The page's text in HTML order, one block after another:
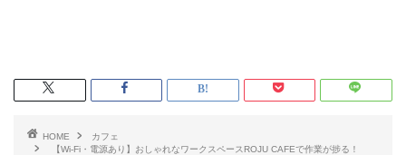
HOME
カフェ
【Wi-Fi・電源あり】おしゃれなワークスペースROJU CAFEで作業が捗る！